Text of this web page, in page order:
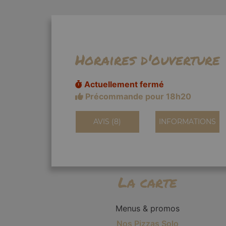
Horaires d'ouverture
Actuellement fermé
Précommande pour 18h20
AVIS (8) INFORMATIONS
La carte
Menus & promos
Nos Pizzas Solo